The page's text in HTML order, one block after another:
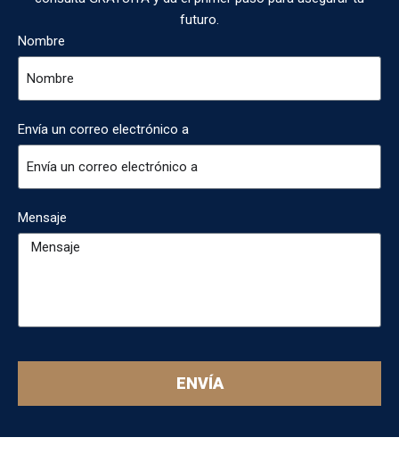
futuro.
Nombre
Envía un correo electrónico a
Mensaje
ENVÍA